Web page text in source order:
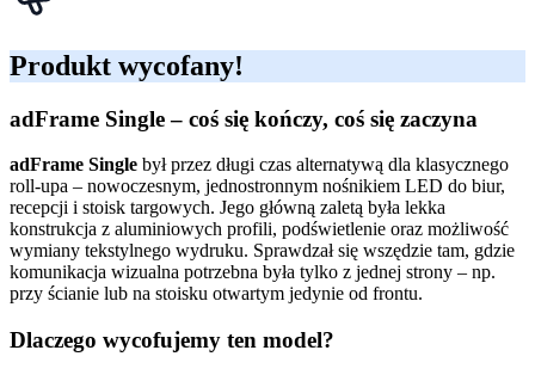
Produkt wycofany!
adFrame Single – coś się kończy, coś się zaczyna
adFrame Single był przez długi czas alternatywą dla klasycznego
roll-upa – nowoczesnym, jednostronnym nośnikiem LED do biur,
recepcji i stoisk targowych. Jego główną zaletą była lekka
konstrukcja z aluminiowych profili, podświetlenie oraz możliwość
wymiany tekstylnego wydruku. Sprawdzał się wszędzie tam, gdzie
komunikacja wizualna potrzebna była tylko z jednej strony – np.
przy ścianie lub na stoisku otwartym jedynie od frontu.
Dlaczego wycofujemy ten model?